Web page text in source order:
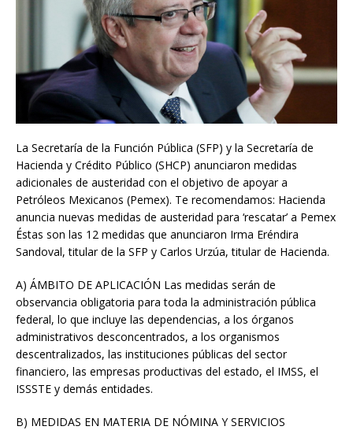
La Secretaría de la Función Pública (SFP) y la Secretaría de
Hacienda y Crédito Público (SHCP) anunciaron medidas
adicionales de austeridad con el objetivo de apoyar a
Petróleos Mexicanos (Pemex). Te recomendamos: Hacienda
anuncia nuevas medidas de austeridad para ‘rescatar’ a Pemex
Éstas son las 12 medidas que anunciaron Irma Eréndira
Sandoval, titular de la SFP y Carlos Urzúa, titular de Hacienda.
A) ÁMBITO DE APLICACIÓN Las medidas serán de
observancia obligatoria para toda la administración pública
federal, lo que incluye las dependencias, a los órganos
administrativos desconcentrados, a los organismos
descentralizados, las instituciones públicas del sector
financiero, las empresas productivas del estado, el IMSS, el
ISSSTE y demás entidades.
B) MEDIDAS EN MATERIA DE NÓMINA Y SERVICIOS